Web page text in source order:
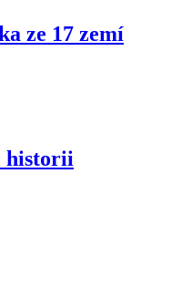
ze 17 zemí
historii